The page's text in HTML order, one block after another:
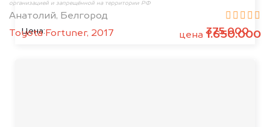
Цена: 375.000
Анатолий, Белгород
Toyota Fortuner, 2017
цена 1.650.000
организацией и запрещённой на территории РФ